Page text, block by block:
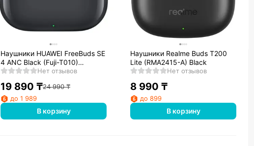
Наушники HUAWEI FreeBuds SE
4 ANC Black (Fuji-T010)
(55038497)Нет отзывов
19 890 ₸24 990₸
до 1 989
В корзину
Наушники Realme Buds T200
Lite (RMA2415-A) Black
Нет отзывов
8 990 ₸
до 899
В корзину